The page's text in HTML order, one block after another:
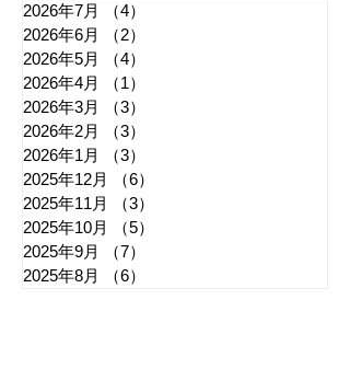
2026年7月
（4）
2026年6月
（2）
2026年5月
（4）
2026年4月
（1）
2026年3月
（3）
2026年2月
（3）
2026年1月
（3）
2025年12月
（6）
2025年11月
（3）
2025年10月
（5）
2025年9月
（7）
2025年8月
（6）